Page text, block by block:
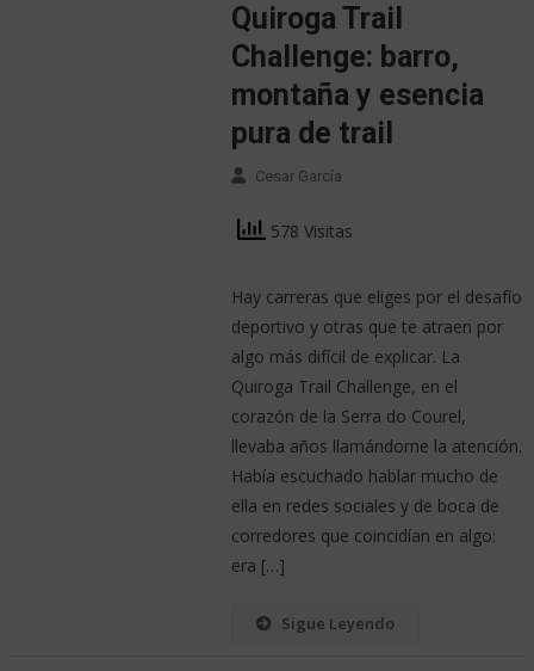
Quiroga Trail
Challenge: barro,
montaña y esencia
pura de trail
Cesar García
578 Visitas
Hay carreras que eliges por el desafío
deportivo y otras que te atraen por
algo más difícil de explicar. La
Quiroga Trail Challenge, en el
corazón de la Serra do Courel,
llevaba años llamándome la atención.
Había escuchado hablar mucho de
ella en redes sociales y de boca de
corredores que coincidían en algo:
era […]
Sigue Leyendo